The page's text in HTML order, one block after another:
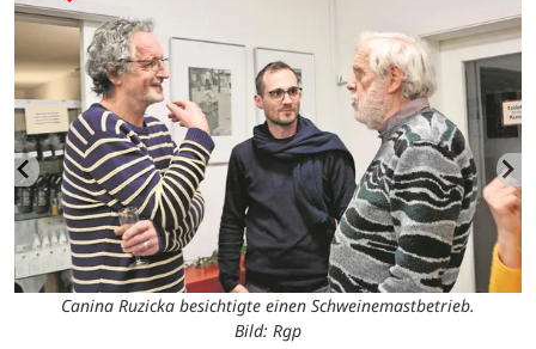
Canina Ruzicka besichtigte einen Schweinemastbetrieb.
Bild: Rgp